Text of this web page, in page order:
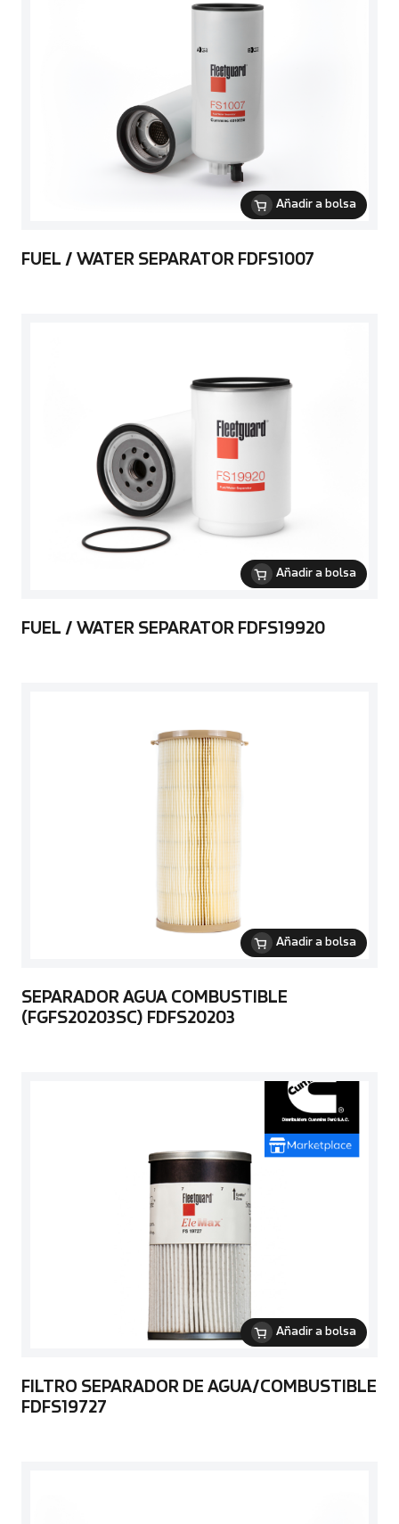
Añadir a bolsa
FUEL / WATER SEPARATOR FDFS1007
Añadir a bolsa
FUEL / WATER SEPARATOR FDFS19920
Añadir a bolsa
SEPARADOR AGUA COMBUSTIBLE
(FGFS20203SC) FDFS20203
Añadir a bolsa
FILTRO SEPARADOR DE AGUA/COMBUSTIBLE
FDFS19727